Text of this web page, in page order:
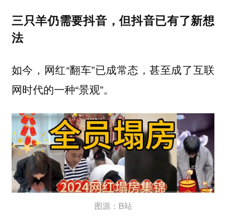
三只羊仍需要抖音，但抖音已有了新想
法
如今，网红“翻车”已成常态，甚至成了互联
网时代的一种“景观”。
图源：B站